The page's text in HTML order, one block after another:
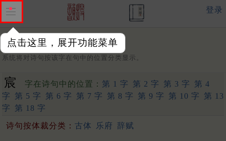
点击这里，展开功能菜单
登录
字：
系统将对诗句按该字在句中的位置分类显示。
宸 字在诗句中的位置： 第 1 字 第 2 字 第 3 字
第 4
字
第 5 字 第 6 字 第 7 字 第 8 字 第 9 字 第 10 字
第 13
字
第 18 字
诗句按体裁分类： 古体 乐府 辞赋